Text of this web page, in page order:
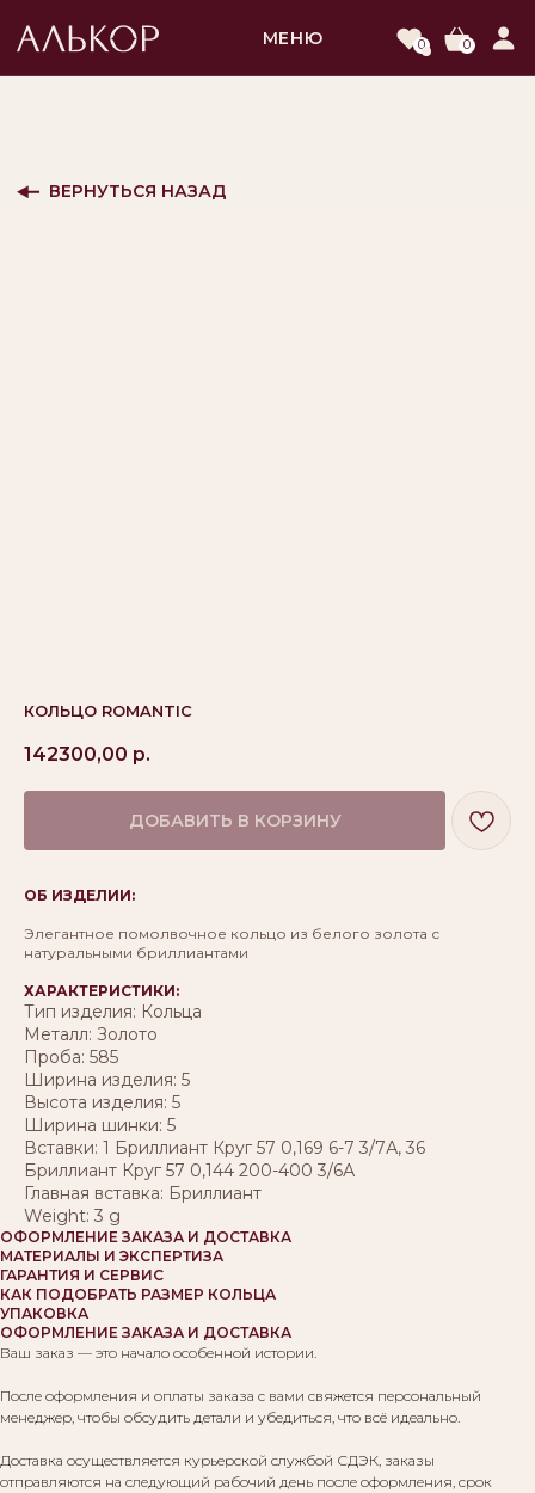
0
КОЛЬЦО ROMANTIC
142300,00 р.
ДОБАВИТЬ В КОРЗИНУ
ОБ ИЗДЕЛИИ:
Элегантное помолвочное кольцо из белого золота с
натуральными бриллиантами
ХАРАКТЕРИСТИКИ:
Тип изделия: Кольца
Металл: Золото
Проба: 585
Ширина изделия: 5
Высота изделия: 5
Ширина шинки: 5
Вставки: 1 Бриллиант Круг 57 0,169 6-7 3/7А, 36
Бриллиант Круг 57 0,144 200-400 3/6А
Главная вставка: Бриллиант
Weight: 3 g
ОФОРМЛЕНИЕ ЗАКАЗА И ДОСТАВКА
МАТЕРИАЛЫ И ЭКСПЕРТИЗА
ГАРАНТИЯ И СЕРВИС
КАК ПОДОБРАТЬ РАЗМЕР КОЛЬЦА
УПАКОВКА
ОФОРМЛЕНИЕ ЗАКАЗА И ДОСТАВКА
Ваш заказ — это начало особенной истории.
После оформления и оплаты заказа с вами свяжется персональный
менеджер, чтобы обсудить детали и убедиться, что всё идеально.
Доставка осуществляется курьерской службой СДЭК, заказы
отправляются на следующий рабочий день после оформления, срок